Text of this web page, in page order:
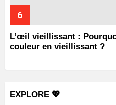
L’œil vieillissant :
couleur en vieillissant ?
EXPLORE 💖